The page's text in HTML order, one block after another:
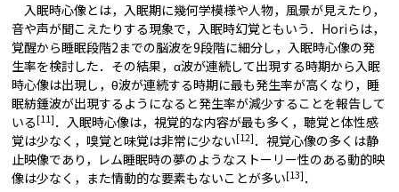
入眠時心像とは，入眠期に幾何学模様や人物，風景が見えたり，
音や声が聞こえたりする現象で，入眠時幻覚ともいう．Horiらは，
覚醒から睡眠段階2までの脳波を9段階に細分し，入眠時心像の発
生率を検討した．その結果，α波が連続して出現する時期から入眠
時心像は出現し，θ波が連続する時期に最も発生率が高くなり，睡
眠紡錘波が出現するようになると発生率が減少することを報告して
いる [11] ．入眠時心像は，視覚的な内容が最も多く，聴覚と体性感
覚は少なく，嗅覚と味覚は非常に少ない[12] ．視覚心像の多くは静
止映像であり，レム睡眠時の夢のようなストーリー性のある動的映
像は少なく，また情動的な要素もないことが多い[13] ．